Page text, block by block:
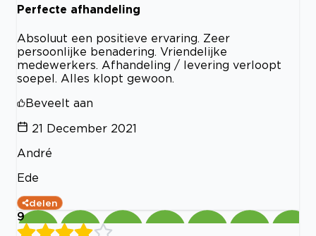
Perfecte afhandeling
Absoluut een positieve ervaring. Zeer
persoonlijke benadering. Vriendelijke
medewerkers. Afhandeling / levering verloopt
soepel. Alles klopt gewoon.
Beveelt aan
21 December 2021
André
Ede
delen
9